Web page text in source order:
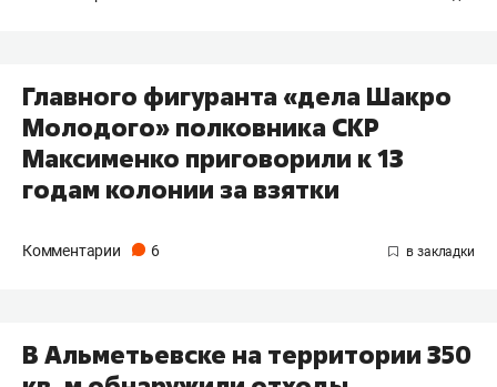
Главного фигуранта «дела Шакро
Молодого» полковника СКР
Максименко приговорили к 13
годам колонии за взятки
Комментарии 6
В Альметьевске на территории 350